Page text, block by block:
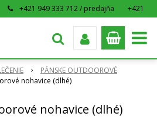
+421 949 333 712 / predajňa
+421
PÁNSKE OUTDOOROVÉ
nohavice (dlhé)
nohavice (dlhé)